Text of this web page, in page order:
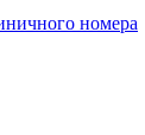
номера